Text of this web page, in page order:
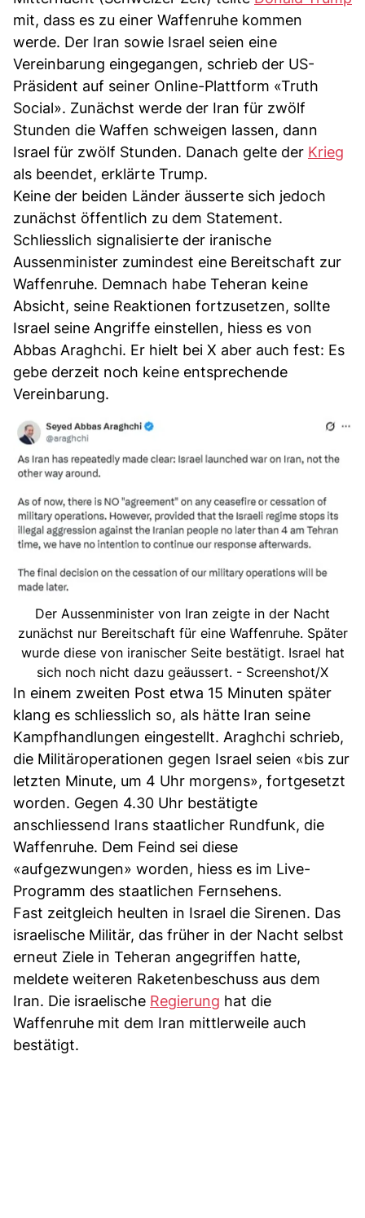
mit, dass es zu einer Waffenruhe kommen
werde. Der Iran sowie Israel seien eine
Vereinbarung eingegangen, schrieb der US-
Präsident auf seiner Online-Plattform «Truth
Social». Zunächst werde der Iran für zwölf
Stunden die Waffen schweigen lassen, dann
Israel für zwölf Stunden. Danach gelte der Krieg
als beendet, erklärte Trump.
Keine der beiden Länder äusserte sich jedoch
zunächst öffentlich zu dem Statement.
Schliesslich signalisierte der iranische
Aussenminister zumindest eine Bereitschaft zur
Waffenruhe. Demnach habe Teheran keine
Absicht, seine Reaktionen fortzusetzen, sollte
Israel seine Angriffe einstellen, hiess es von
Abbas Araghchi. Er hielt bei X aber auch fest: Es
gebe derzeit noch keine entsprechende
Vereinbarung.
Der Aussenminister von Iran zeigte in der Nacht
zunächst nur Bereitschaft für eine Waffenruhe. Später
wurde diese von iranischer Seite bestätigt. Israel hat
sich noch nicht dazu geäussert. - Screenshot/X
In einem zweiten Post etwa 15 Minuten später
klang es schliesslich so, als hätte Iran seine
Kampfhandlungen eingestellt. Araghchi schrieb,
die Militäroperationen gegen Israel seien «bis zur
letzten Minute, um 4 Uhr morgens», fortgesetzt
worden. Gegen 4.30 Uhr bestätigte
anschliessend Irans staatlicher Rundfunk, die
Waffenruhe. Dem Feind sei diese
«aufgezwungen» worden, hiess es im Live-
Programm des staatlichen Fernsehens.
Fast zeitgleich heulten in Israel die Sirenen. Das
israelische Militär, das früher in der Nacht selbst
erneut Ziele in Teheran angegriffen hatte,
meldete weiteren Raketenbeschuss aus dem
Iran. Die israelische Regierung hat die
Waffenruhe mit dem Iran mittlerweile auch
bestätigt.